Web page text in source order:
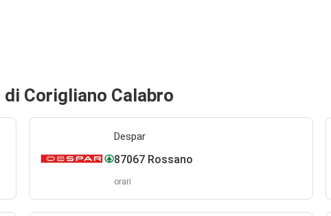
Corigliano Calabro
Despar
87067 Rossano
orari